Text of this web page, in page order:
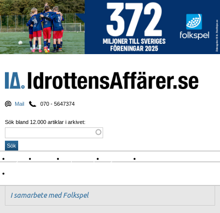
Mail 070 - 5647374
Sök bland 12.000 artiklar i arkivet:
Nyheter Krönikor Sport & spel Nyhetsbrev
I samarbete med Folkspel